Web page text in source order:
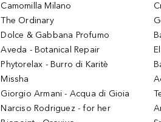
Camomilla Milano
The Ordinary
Dolce & Gabbana Profumo
Aveda - Botanical Repair
Phytorelax - Burro di Karitè
Missha
Giorgio Armani - Acqua di Gioia
Narciso Rodriguez - for her